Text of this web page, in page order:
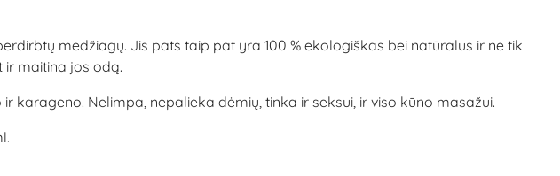
medžiagų. Jis pats taip pat yra 100 % ekologiškas bei natūralus ir ne tik
maitina jos odą.
Nelimpa, nepalieka dėmių, tinka ir seksui, ir viso kūno masažui.